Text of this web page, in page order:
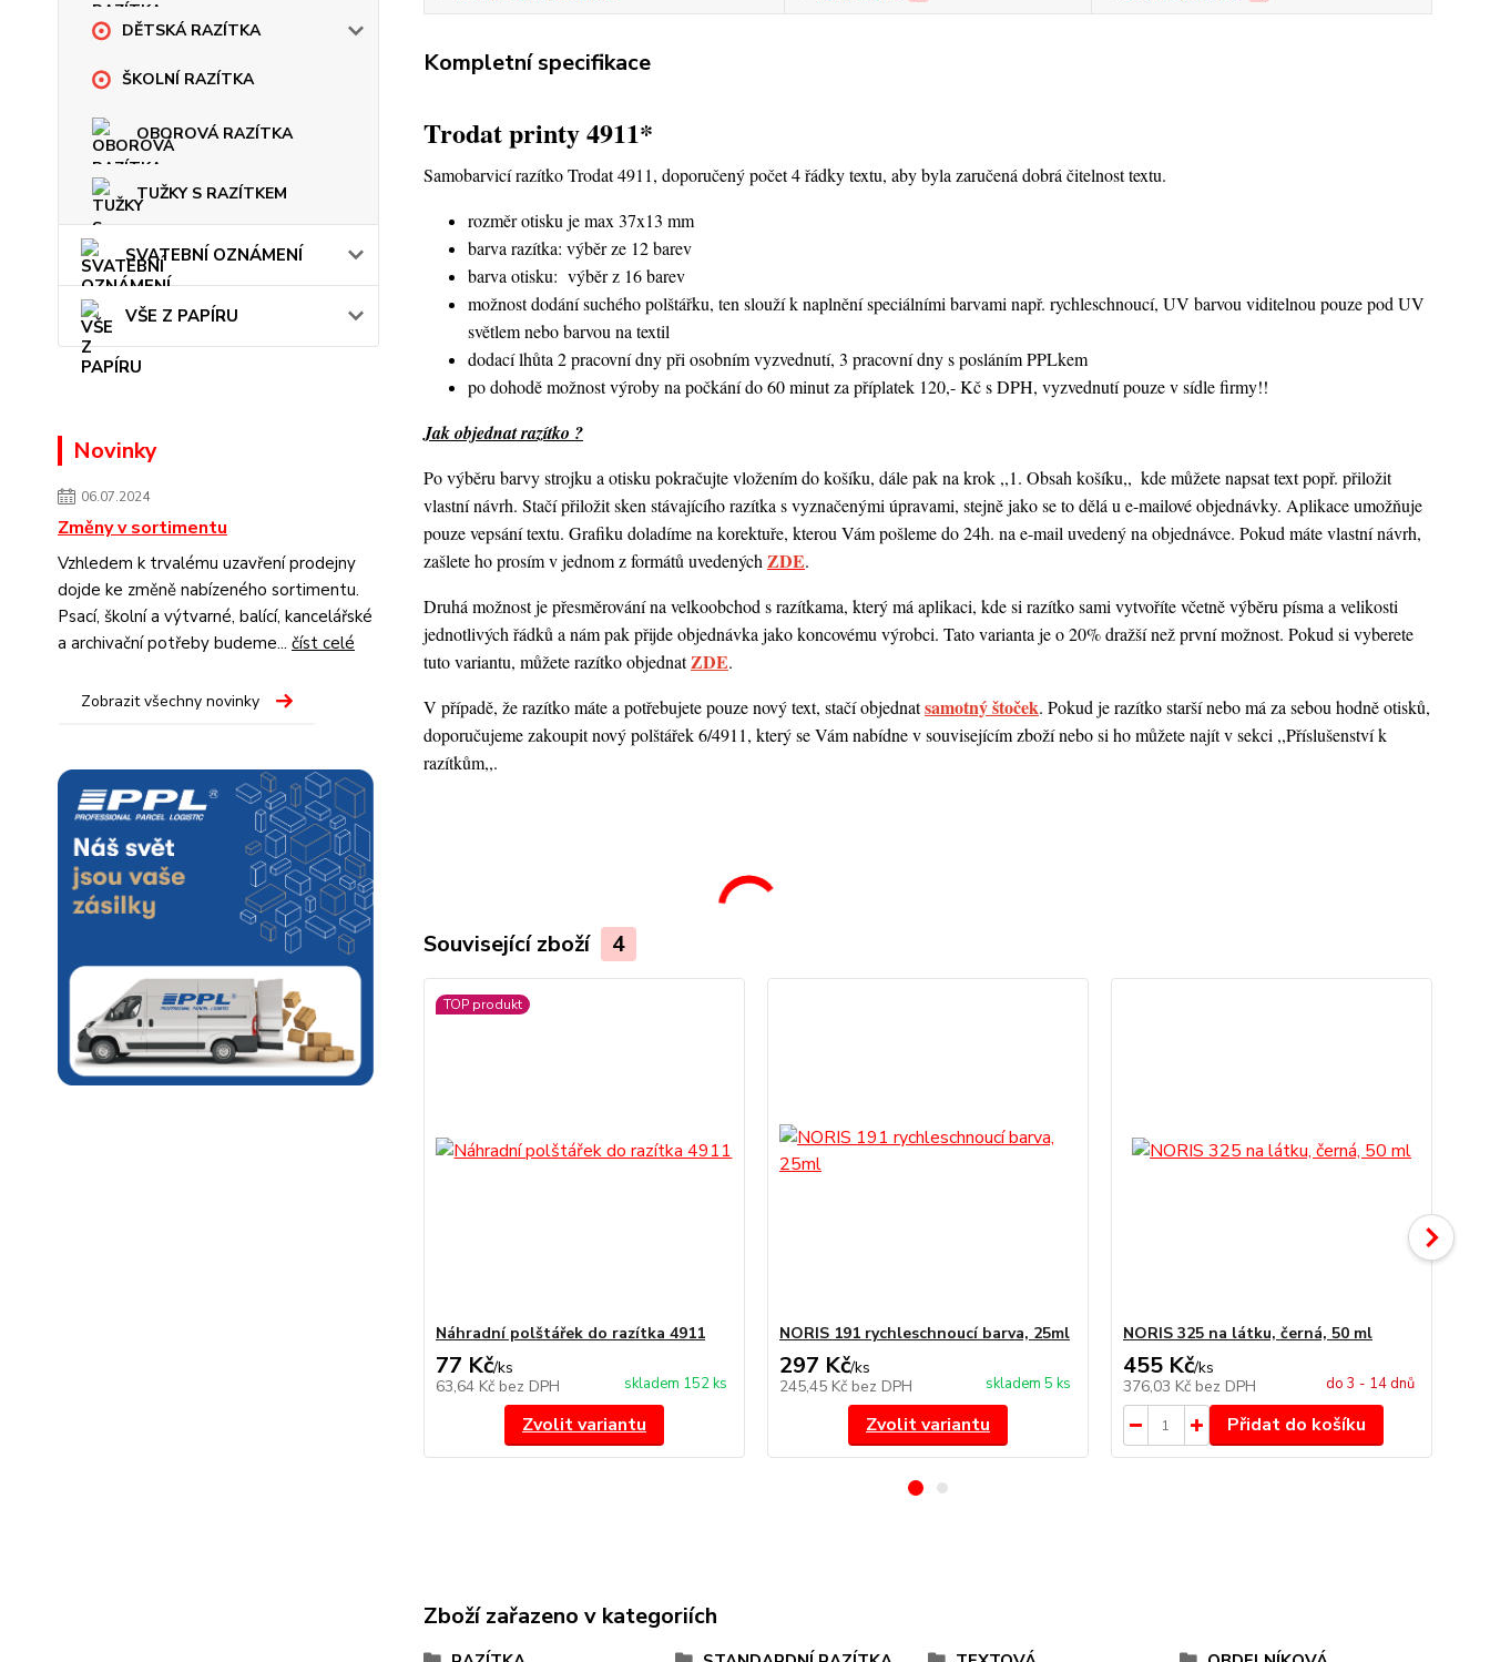
DĚTSKÁ RAZÍTKA
ŠKOLNÍ RAZÍTKA
OBOROVÁ RAZÍTKA
TUŽKY S RAZÍTKEM
SVATEBNÍ OZNÁMENÍ
VŠE Z PAPÍRU
Novinky
06.07.2024
Změny v sortimentu
Vzhledem k trvalému uzavření prodejny
dojde ke změně nabízeného sortimentu.
Psací, školní a výtvarné, balící, kancelářské
a archivační potřeby budeme... číst celé
Zobrazit všechny novinky
Kompletní specifikace
Trodat printy 4911*
Samobarvicí razítko Trodat 4911, doporučený počet 4 řádky textu, aby byla zaručená dobrá čitelnost textu.
rozměr otisku je max 37x13 mm
barva razítka: výběr ze 12 barev
barva otisku: výběr z 16 barev
možnost dodání suchého polštářku, ten slouží k naplnění speciálními barvami např. rychleschnoucí, UV barvou viditelnou pouze pod UV
světlem nebo barvou na textil
dodací lhůta 2 pracovní dny při osobním vyzvednutí, 3 pracovní dny s posláním PPLkem
po dohodě možnost výroby na počkání do 60 minut za příplatek 120,- Kč s DPH, vyzvednutí pouze v sídle firmy!!
Jak objednat razítko ?
Po výběru barvy strojku a otisku pokračujte vložením do košíku, dále pak na krok ,,1. Obsah košíku,, kde můžete napsat text popř. přiložit
vlastní návrh. Stačí přiložit sken stávajícího razítka s vyznačenými úpravami, stejně jako se to dělá u e-mailové objednávky. Aplikace umožňuje
pouze vepsání textu. Grafiku doladíme na korektuře, kterou Vám pošleme do 24h. na e-mail uvedený na objednávce. Pokud máte vlastní návrh,
zašlete ho prosím v jednom z formátů uvedených ZDE.
Druhá možnost je přesměrování na velkoobchod s razítkama, který má aplikaci, kde si razítko sami vytvoříte včetně výběru písma a velikosti
jednotlivých řádků a nám pak přijde objednávka jako koncovému výrobci. Tato varianta je o 20% dražší než první možnost. Pokud si vyberete
tuto variantu, můžete razítko objednatZDE.
V případě, že razítko máte a potřebujete pouze nový text, stačí objednatsamotný štoček. Pokud je razítko starší nebo má za sebou hodně otisků,
doporučujeme zakoupit nový polštářek 6/4911, který se Vám nabídne v souvisejícím zboží nebo si ho můžete najít v sekci ,,Příslušenství k
razítkům,,.
Související zboží 4
TOP produkt
Náhradní polštářek do razítka 4911
77 Kč/ks
63,64 Kč bez DPH skladem 152 ks
Zvolit variantu
NORIS 191 rychleschnoucí barva, 25ml
297 Kč/ks
245,45 Kč bez DPH skladem 5 ks
Zvolit variantu
NORIS 325 na látku, černá, 50 ml
455 Kč/ks
376,03 Kč bez DPH do 3 - 14 dnů
Přidat do košíku
Zboží zařazeno v kategoriích